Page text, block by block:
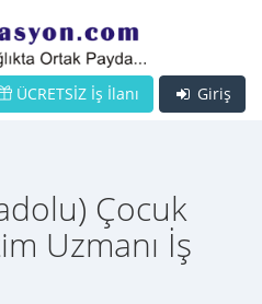
Giriş
ÜCRETSİZ İş İlanı
Çocuk
Uzmanı İş